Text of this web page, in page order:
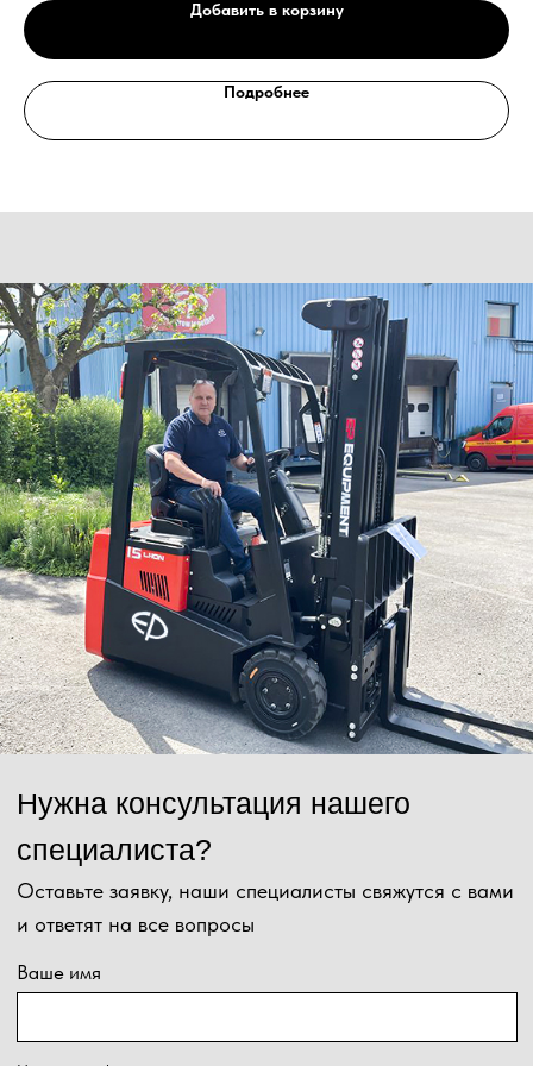
Добавить в корзину
Подробнее
Ваше имя
Сообщение
Отправить
Нажимая на кнопку, Вы даёте согласие на обработку персональных
данных и соглашаетесь сполитикой конфиденциальности.
Оставьте заявку, наши специалисты свяжутся с вами
и ответят на все вопросы